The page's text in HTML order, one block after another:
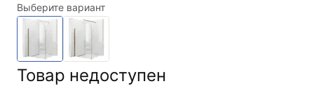
Выберите вариант
Товар недоступен